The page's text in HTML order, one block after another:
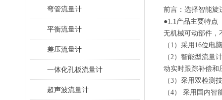
弯管流量计
平衡流量计
差压流量计
一体化孔板流量计
超声波流量计
前言：选择智能旋
●1.1产品主要特点
无机械可动部件，
（1）采用16位电
（2）智能型流量
动实时跟踪补偿和
（3）采用双检测
（4） 采用国内